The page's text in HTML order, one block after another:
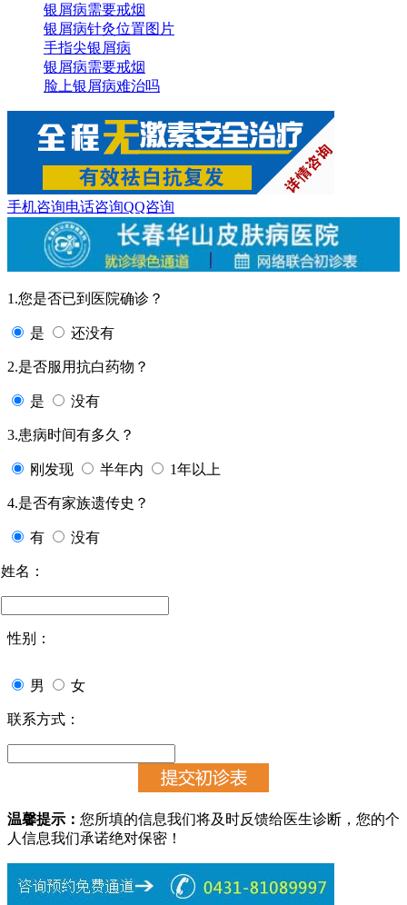
银屑病需要戒烟
银屑病针灸位置图片
手指尖银屑病
银屑病需要戒烟
脸上银屑病难治吗
手机咨询电话咨询QQ咨询
1.您是否已到医院确诊？
是 还没有
2.是否服用抗白药物？
是 没有
3.患病时间有多久？
刚发现 半年内 1年以上
4.是否有家族遗传史？
有 没有
姓名：
性别：
男 女
联系方式：
温馨提示： 您所填的信息我们将及时反馈给医生诊断，您的个
人信息我们承诺绝对保密！